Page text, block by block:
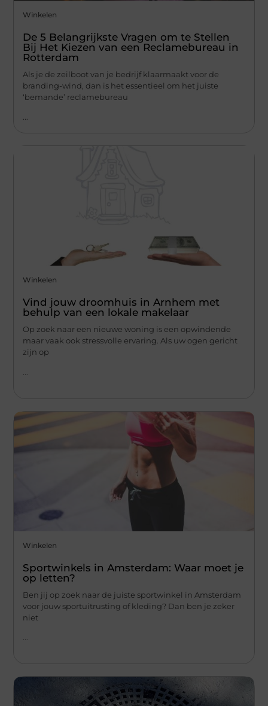
Winkelen
De 5 Belangrijkste Vragen om te Stellen
Bij Het Kiezen van een Reclamebureau in
Rotterdam
Als je de zeilboot van je bedrijf klaarmaakt voor de
branding-wind, dan is het essentieel om het juiste
‘bemande’ reclamebureau
...
Winkelen
Vind jouw droomhuis in Arnhem met
behulp van een lokale makelaar
Op zoek naar een nieuwe woning is een opwindende
maar vaak ook stressvolle ervaring. Als uw ogen gericht
zijn op
Winkelen
Sportwinkels in Amsterdam: Waar moet je
op letten?
Ben jij op zoek naar de juiste sportwinkel in Amsterdam
voor jouw sportuitrusting of kleding? Dan ben je zeker
niet
...